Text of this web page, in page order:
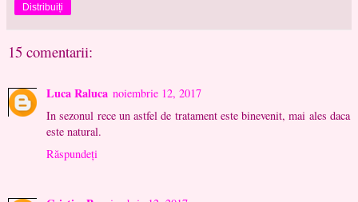
Distribuiți
15 comentarii:
Luca Raluca noiembrie 12, 2017
In sezonul rece un astfel de tratament este binevenit, mai ales daca
este natural.
Răspundeți